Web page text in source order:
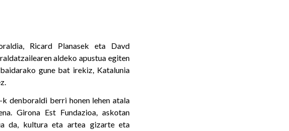
Ricard Planasek eta Davd
aldeko apustua egiten
gune bat irekiz, Katalunia
denboraldi berri honen lehen atala
Girona Est Fundazioa, askotan
da, kultura eta artea gizarte eta